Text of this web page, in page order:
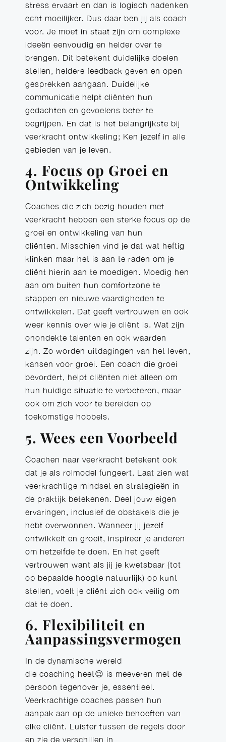
stress ervaart en dan is logisch nadenken
echt moeilijker. Dus daar ben jij als coach
voor. Je moet in staat zijn om complexe
ideeën eenvoudig en helder over te
brengen. Dit betekent duidelijke doelen
stellen, heldere feedback geven en open
gesprekken aangaan. Duidelijke
communicatie helpt cliënten hun
gedachten en gevoelens beter te
begrijpen. En dat is het belangrijkste bij
veerkracht ontwikkeling; Ken jezelf in alle
gebieden van je leven.
4. Focus op Groei en
Ontwikkeling
Coaches die zich bezig houden met
veerkracht hebben een sterke focus op de
groei en ontwikkeling van hun
cliënten. Misschien vind je dat wat heftig
klinken maar het is aan te raden om je
cliënt hierin aan te moedigen. Moedig hen
aan om buiten hun comfortzone te
stappen en nieuwe vaardigheden te
ontwikkelen. Dat geeft vertrouwen en ook
weer kennis over wie je cliënt is. Wat zijn
onondekte talenten en ook waarden
zijn. Zo worden uitdagingen van het leven,
kansen voor groei. Een coach die groei
bevordert, helpt cliënten niet alleen om
hun huidige situatie te verbeteren, maar
ook om zich voor te bereiden op
toekomstige hobbels.
5. Wees een Voorbeeld
Coachen naar veerkracht betekent ook
dat je als rolmodel fungeert. Laat zien wat
veerkrachtige mindset en strategieën in
de praktijk betekenen. Deel jouw eigen
ervaringen, inclusief de obstakels die je
hebt overwonnen. Wanneer jij jezelf
ontwikkelt en groeit, inspireer je anderen
om hetzelfde te doen. En het geeft
vertrouwen want als jij je kwetsbaar (tot
op bepaalde hoogte natuurlijk) op kunt
stellen, voelt je cliënt zich ook veilig om
dat te doen.
6. Flexibiliteit en
Aanpassingsvermogen
In de dynamische wereld
die coaching heet😉 is meeveren met de
persoon tegenover je, essentieel.
Veerkrachtige coaches passen hun
aanpak aan op de unieke behoeften van
elke cliënt. Luister tussen de regels door
en zie de verschillen in